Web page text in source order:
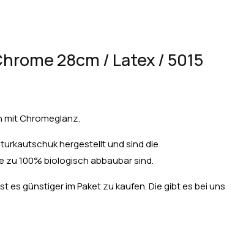
28cm / Latex / 5015
mit Chromeglanz.
hergestellt und sind die
100% biologisch abbaubar sind.
es günstiger im Paket zu kaufen. Die gibt es bei uns